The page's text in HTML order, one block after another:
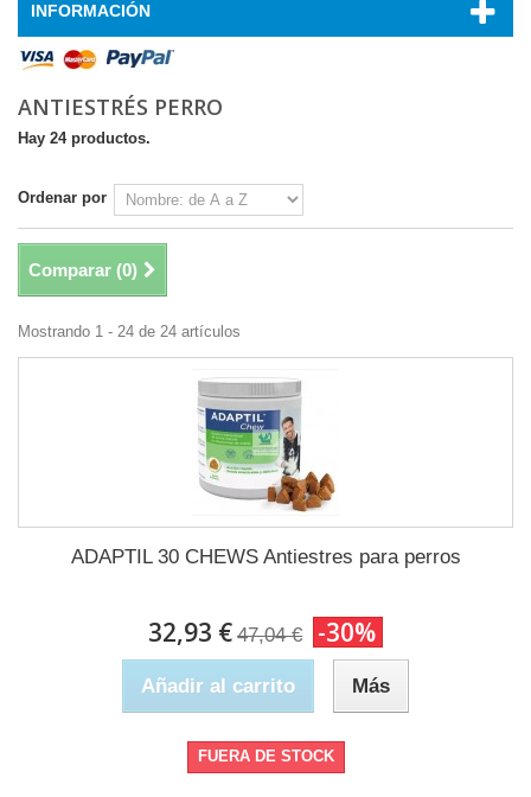
INFORMACIÓN
ANTIESTRÉS PERRO
Hay 24 productos.
Ordenar por
Comparar (0)
Mostrando 1 - 24 de 24 artículos
ADAPTIL 30 CHEWS Antiestres para perros
32,93 € 47,04 € -30%
Añadir al carrito Más
FUERA DE STOCK